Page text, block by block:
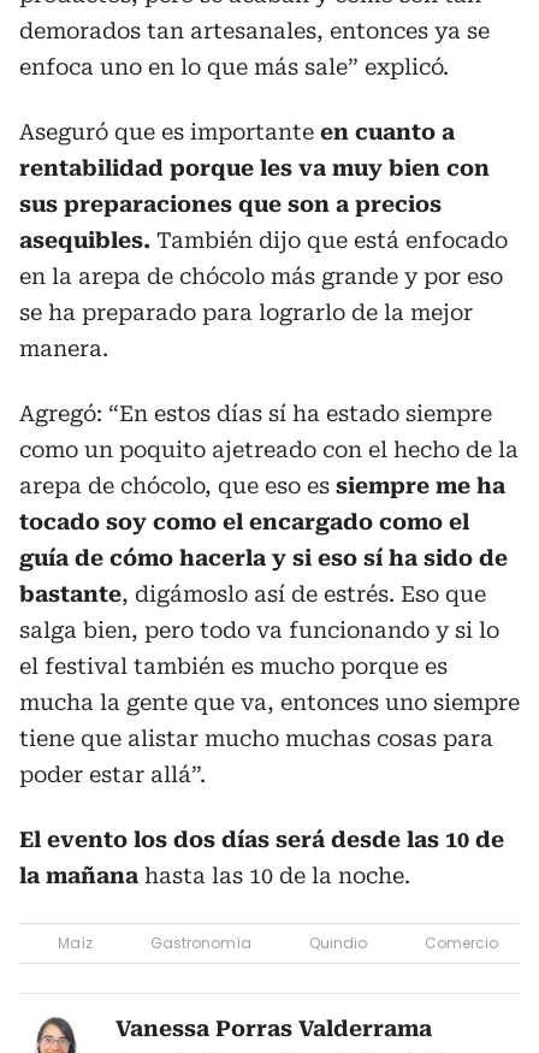
demorados tan artesanales, entonces ya se
enfoca uno en lo que más sale” explicó.
Aseguró que es importante en cuanto a
rentabilidad porque les va muy bien con
sus preparaciones que son a precios
asequibles. También dijo que está enfocado
en la arepa de chócolo más grande y por eso
se ha preparado para lograrlo de la mejor
manera.
Agregó: “En estos días sí ha estado siempre
como un poquito ajetreado con el hecho de la
arepa de chócolo, que eso es siempre me ha
tocado soy como el encargado como el
guía de cómo hacerla y si eso sí ha sido de
bastante, digámoslo así de estrés. Eso que
salga bien, pero todo va funcionando y si lo
el festival también es mucho porque es
mucha la gente que va, entonces uno siempre
tiene que alistar mucho muchas cosas para
poder estar allá”.
El evento los dos días será desde las 10 de
la mañana hasta las 10 de la noche.
Maíz Gastronomía Quindio Comercio
Vanessa Porras Valderrama